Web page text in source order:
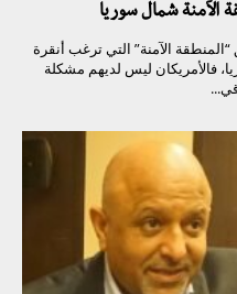
الآمنة شمال سوريا
الآمنة” التي ترغب أنقرة
فالأمريكان ليس لديهم مشكلة